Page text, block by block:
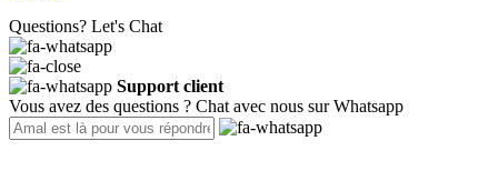
Questions? Let's Chat
Support client
Vous avez des questions ? Chat avec nous sur Whatsapp